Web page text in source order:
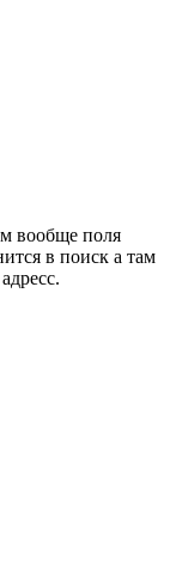
вообще поля
в поиск а там